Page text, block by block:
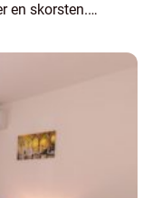
en skorsten.
bip...